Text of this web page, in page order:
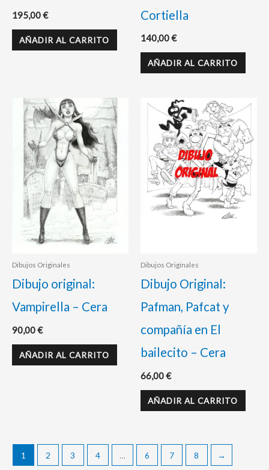
195,00€
AÑADIR AL CARRITO
Cortiella
140,00€
AÑADIR AL CARRITO
Dibujos Originales
Dibujo original:
Vampirella – Cera
90,00€
AÑADIR AL CARRITO
Dibujos Originales
Dibujo Original:
Pafman, Pafcat y
compañía en El
bailecito – Cera
66,00€
AÑADIR AL CARRITO
1 2 3 4 … 6 7 8 →